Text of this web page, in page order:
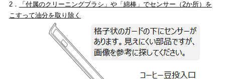
2．
「付属のクリーニングブラシ」や「綿棒」でセンサー（2か所）を
こすって油分を取り除く